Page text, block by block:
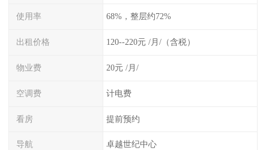
使用率 68%，整层约72%
出租价格 120--220元 /月/（含税）
物业费 20元 /月/
空调费 计电费
看房 提前预约
导航 卓越世纪中心